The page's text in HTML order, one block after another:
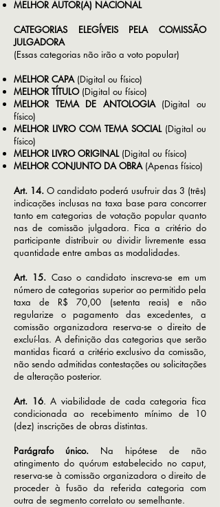
MELHOR AUTOR(A) NACIONAL
CATEGORIAS ELEGÍVEIS PELA COMISSÃO
JULGADORA
(Essas categorias não irão a voto popular)
MELHOR CAPA(Digital ou físico)
MELHOR TÍTULO(Digital ou físico)
MELHOR TEMA DE ANTOLOGIA(Digital ou
físico)
MELHOR LIVRO COM TEMA SOCIAL(Digital ou
físico)
MELHOR LIVRO ORIGINAL(Digital ou físico)
MELHOR CONJUNTO DA OBRA(Apenas físico)
Art. 14. O candidato poderá usufruir das 3 (três)
indicações inclusas na taxa base para concorrer
tanto em categorias de votação popular quanto
nas de comissão julgadora. Fica a critério do
participante distribuir ou dividir livremente essa
quantidade entre ambas as modalidades.
Art. 15. Caso o candidato inscreva-se em um
número de categorias superior ao permitido pela
taxa de R$ 70,00 (setenta reais) e não
regularize o pagamento das excedentes, a
comissão organizadora reserva-se o direito de
excluí-las. A definição das categorias que serão
mantidas ficará a critério exclusivo da comissão,
não sendo admitidas contestações ou solicitações
de alteração posterior.
Art. 16. A viabilidade de cada categoria fica
condicionada ao recebimento mínimo de 10
(dez) inscrições de obras distintas.
Parágrafo único. Na hipótese de não
atingimento do quórum estabelecido no caput,
reserva-se à comissão organizadora o direito de
proceder à fusão da referida categoria com
outra de segmento correlato ou semelhante.